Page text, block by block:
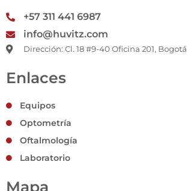
m
k p
+57 311 441 6987
info@huvitz.com
Dirección: Cl. 18 #9-40 Oficina 201, Bogotá
Enlaces
Equipos
Optometría
Oftalmología
Laboratorio
Mapa